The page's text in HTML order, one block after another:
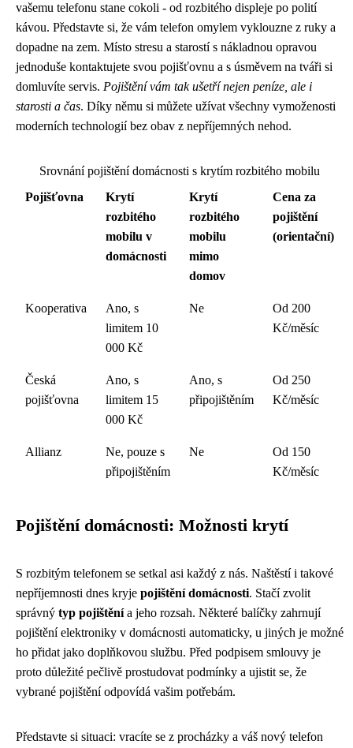
vašemu telefonu stane cokoli - od rozbitého displeje po polití
kávou. Představte si, že vám telefon omylem vyklouzne z ruky a
dopadne na zem. Místo stresu a starostí s nákladnou opravou
jednoduše kontaktujete svou pojišťovnu a s úsměvem na tváři si
domluvíte servis. Pojištění vám tak ušetří nejen peníze, ale i
starosti a čas. Díky němu si můžete užívat všechny vymoženosti
moderních technologií bez obav z nepříjemných nehod.
Srovnání pojištění domácnosti s krytím rozbitého mobilu
Pojišťovna
Krytí
rozbitého
mobilu v
domácnosti
Krytí
rozbitého
mobilu
mimo
domov
Cena za
pojištění
(orientační)
Kooperativa
Ano, s
limitem 10
000 Kč
Ne
Od 200
Kč/měsíc
Česká
pojišťovna
Ano, s
limitem 15
000 Kč
Ano, s
připojištěním
Od 250
Kč/měsíc
Allianz
Ne, pouze s
připojištěním
Ne
Od 150
Kč/měsíc
Pojištění domácnosti: Možnosti krytí
S rozbitým telefonem se setkal asi každý z nás. Naštěstí i takové
nepříjemnosti dnes kryje pojištění domácnosti. Stačí zvolit
správný typ pojištěnía jeho rozsah. Některé balíčky zahrnují
pojištění elektroniky v domácnosti automaticky, u jiných je možné
ho přidat jako doplňkovou službu. Před podpisem smlouvy je
proto důležité pečlivě prostudovat podmínky a ujistit se, že
vybrané pojištění odpovídá vašim potřebám.
Představte si situaci: vracíte se z procházky a váš nový telefon